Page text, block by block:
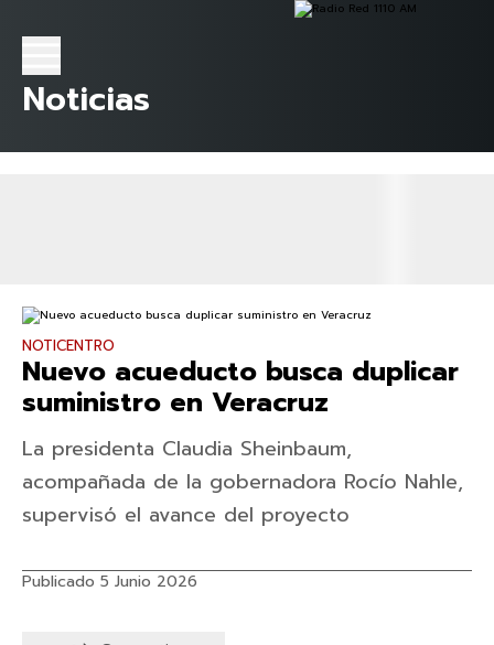
Noticias
NOTICENTRO
Nuevo acueducto busca duplicar
suministro en Veracruz
La presidenta Claudia Sheinbaum,
acompañada de la gobernadora Rocío Nahle,
supervisó el avance del proyecto
Publicado 5 Junio 2026